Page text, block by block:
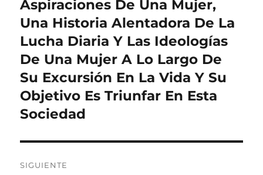
Aspiraciones De Una Mujer,
Una Historia Alentadora De La
Lucha Diaria Y Las Ideologías
De Una Mujer A Lo Largo De
Su Excursión En La Vida Y Su
Objetivo Es Triunfar En Esta
Sociedad
SIGUIENTE